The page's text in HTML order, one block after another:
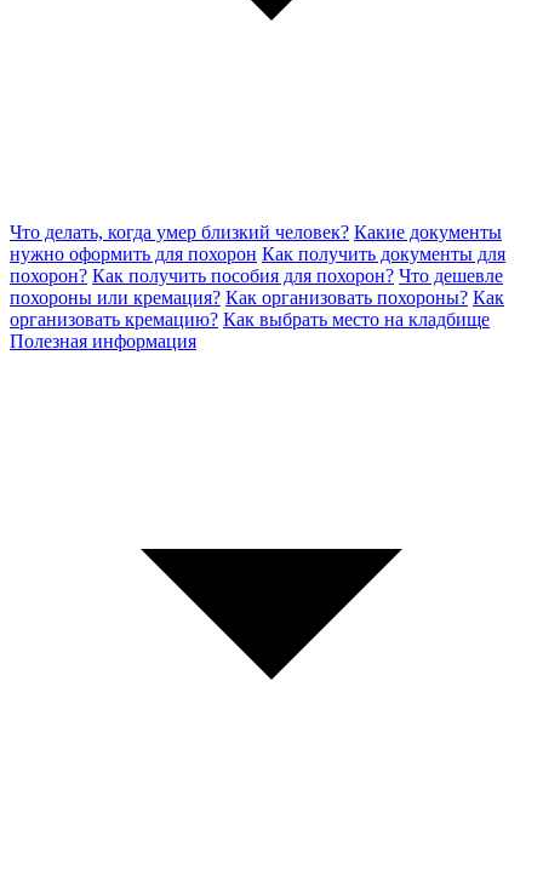
Что делать, когда умер близкий человек? Какие документы
нужно оформить для похорон Как получить документы для
похорон? Как получить пособия для похорон? Что дешевле
похороны или кремация? Как организовать похороны? Как
организовать кремацию? Как выбрать место на кладбище
Полезная информация